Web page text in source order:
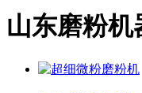
山东磨粉机